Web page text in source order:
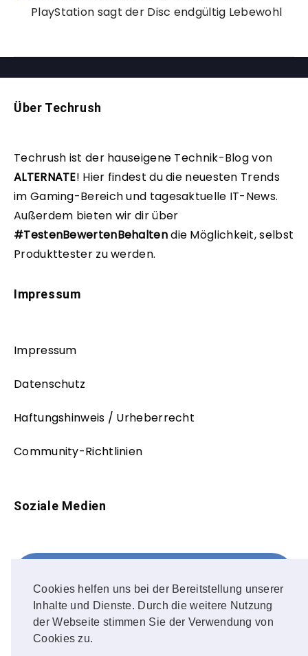
Cookies helfen uns bei der Bereitstellung unserer
Inhalte und Dienste. Durch die weitere Nutzung
der Webseite stimmen Sie der Verwendung von
Cookies zu.
PlayStation sagt der Disc endgültig Lebewohl
Über Techrush
Techrush ist der hauseigene Technik-Blog von
ALTERNATE! Hier findest du die neuesten Trends
im Gaming-Bereich und tagesaktuelle IT-News.
Außerdem bieten wir dir über
#TestenBewertenBehaltendie Möglichkeit, selbst
Produkttester zu werden.
Impressum
Impressum
Datenschutz
Haftungshinweis / Urheberrecht
Community-Richtlinien
Soziale Medien
FOLLOW ME!
Instagram
OUR PHOTOS!